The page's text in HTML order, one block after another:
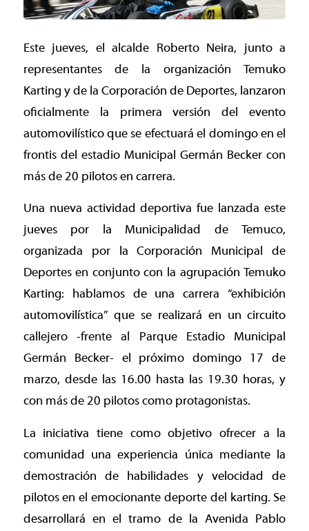
Este jueves, el alcalde Roberto Neira, junto a
representantes de la organización Temuko
Karting y de la Corporación de Deportes, lanzaron
oficialmente la primera versión del evento
automovilístico que se efectuará el domingo en el
frontis del estadio Municipal Germán Becker con
más de 20 pilotos en carrera.
Una nueva actividad deportiva fue lanzada este
jueves por la Municipalidad de Temuco,
organizada por la Corporación Municipal de
Deportes en conjunto con la agrupación Temuko
Karting: hablamos de una carrera “exhibición
automovilística” que se realizará en un circuito
callejero -frente al Parque Estadio Municipal
Germán Becker- el próximo domingo 17 de
marzo, desde las 16.00 hasta las 19.30 horas, y
con más de 20 pilotos como protagonistas.
La iniciativa tiene como objetivo ofrecer a la
comunidad una experiencia única mediante la
demostración de habilidades y velocidad de
pilotos en el emocionante deporte del karting. Se
desarrollará en el tramo de la Avenida Pablo